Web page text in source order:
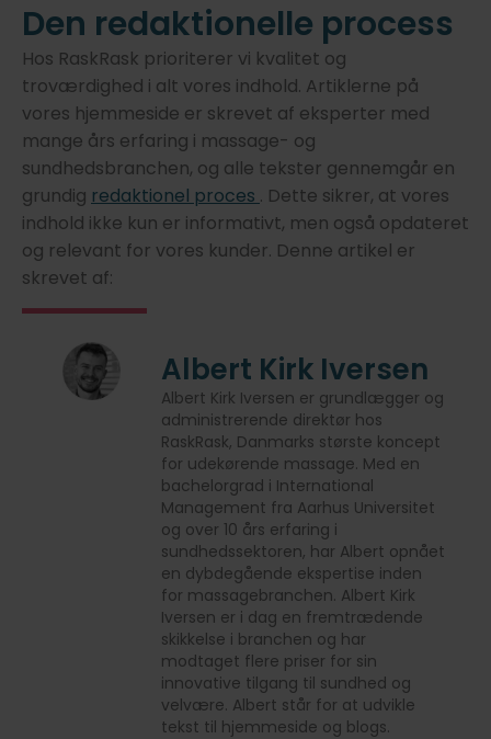
Den redaktionelle process
Hos RaskRask prioriterer vi kvalitet og
troværdighed i alt vores indhold. Artiklerne på
vores hjemmeside er skrevet af eksperter med
mange års erfaring i massage- og
sundhedsbranchen, og alle tekster gennemgår en
grundig redaktionel proces . Dette sikrer, at vores
indhold ikke kun er informativt, men også opdateret
og relevant for vores kunder. Denne artikel er
skrevet af:
Albert Kirk Iversen
Albert Kirk Iversen er grundlægger og
administrerende direktør hos
RaskRask, Danmarks største koncept
for udekørende massage. Med en
bachelorgrad i International
Management fra Aarhus Universitet
og over 10 års erfaring i
sundhedssektoren, har Albert opnået
en dybdegående ekspertise inden
for massagebranchen. Albert Kirk
Iversen er i dag en fremtrædende
skikkelse i branchen og har
modtaget flere priser for sin
innovative tilgang til sundhed og
velvære. Albert står for at udvikle
tekst til hjemmeside og blogs.